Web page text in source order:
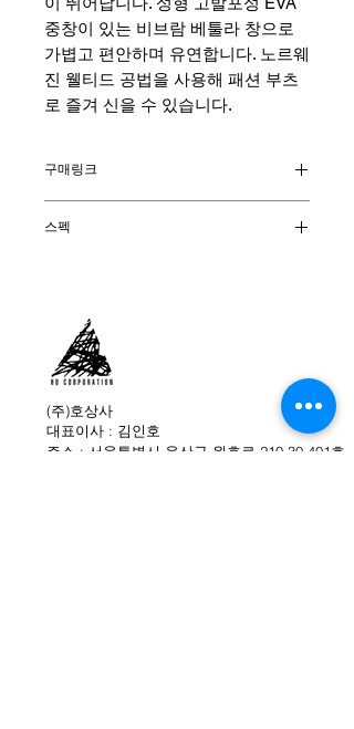
중창이 있는 비브람 베툴라 창으로
가볍고 편안하며 유연합니다. 노르웨
진 웰티드 공법을 사용해 패션 부츠
로 즐겨 신을 수 있습니다.
구매링크
스펙
: Hydrobloc® Full Grain Waxed
Leather
안감: GORE-TEX®
무게(g): 485g (size 39)
창:Zamberlan® Vibram
원산지: 이태리
※창갈이 불가상품
(주)호상사
대표이사 : 김인호
주소 : 서울특별시 용산구 원효로 210-30 401호